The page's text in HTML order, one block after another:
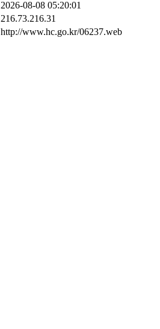
2026-08-08 05:20:01
216.73.216.31
http://www.hc.go.kr/06237.web